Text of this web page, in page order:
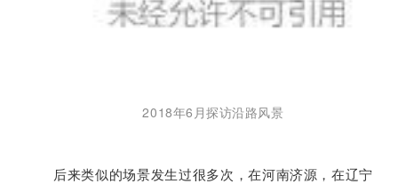
2018年6月探访沿路风景
后来类似的场景发生过很多次，在河南济源，在辽宁